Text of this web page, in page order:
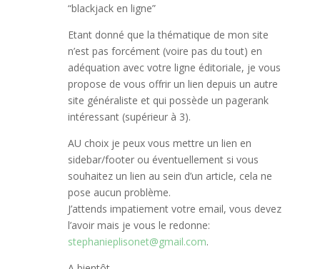
“blackjack en ligne”
Etant donné que la thématique de mon site
n’est pas forcément (voire pas du tout) en
adéquation avec votre ligne éditoriale, je vous
propose de vous offrir un lien depuis un autre
site généraliste et qui possède un pagerank
intéressant (supérieur à 3).
AU choix je peux vous mettre un lien en
sidebar/footer ou éventuellement si vous
souhaitez un lien au sein d’un article, cela ne
pose aucun problème.
J’attends impatiement votre email, vous devez
l’avoir mais je vous le redonne:
stephanieplisonet@gmail.com.